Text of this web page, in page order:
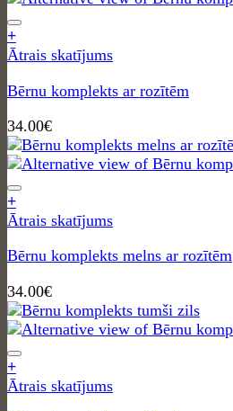
+
Ātrais skatījums
Bērnu komplekts ar rozītēm
34.00€
+
Ātrais skatījums
Bērnu komplekts melns ar rozītēm
34.00€
+
Ātrais skatījums